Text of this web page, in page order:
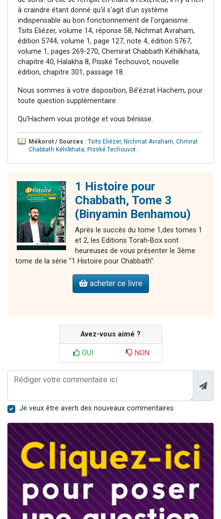
à craindre étant donné qu'il s'agit d'un système
indispensable au bon fonctionnement de l'organisme.
Tsits Eliézer, volume 14, réponse 58, Nichmat Avraham,
édition 5744, volume 1, page 127, note 4, édition 5767,
volume 1, pages 269-270, Chemirat Chabbath Kéhilkhata,
chapitre 40, Halakha 8, Pisské Techouvot, nouvelle
édition, chapitre 301, passage 18.
Nous sommes à votre disposition, Bé’ézrat Hachem, pour
toute question supplémentaire.
Qu’Hachem vous protège et vous bénisse.
Mékorot / Sources : Tsits Eliézer, Nichmat Avraham, Chmirat
Chabbath Kéhilkhata, Pisské Techouvot.
1 Histoire pour
Chabbath, Tome 3
(Binyamin Benhamou)
Après le succès du tome 1,des tomes 1
et 2, les Editions Torah-Box sont
heureuses de vous présenter le 3ème
tome de la série "1 Histoire pour Chabbath".
acheter ce livre
Avez-vous aimé ?
OUI NON
Je veux être averti des nouveaux commentaires